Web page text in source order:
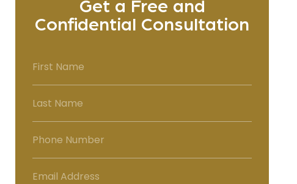
Get a Free and
Confidential Consultation